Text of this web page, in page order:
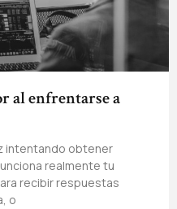
al enfrentarse a
intentando obtener
realmente tu
recibir respuestas
o